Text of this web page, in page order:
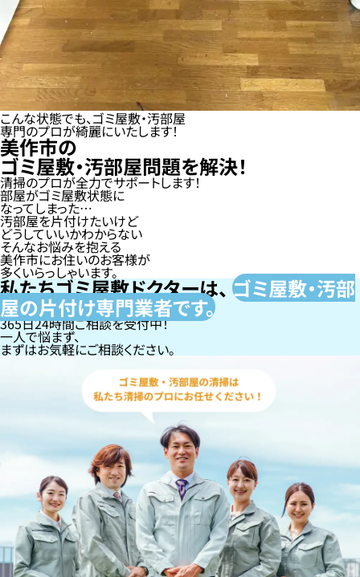
こんな状態でも、ゴミ屋敷・汚部屋
専門のプロが綺麗にいたします！
美作市の
ゴミ屋敷・汚部屋問題を解決！
清掃のプロが全力でサポートします！
部屋がゴミ屋敷状態に
なってしまった…
汚部屋を片付けたいけど
どうしていいかわからない
そんなお悩みを抱える
美作市にお住いのお客様が
多くいらっしゃいます。
私たちゴミ屋敷ドクターは、ゴミ屋敷・汚部
屋の片付け専門業者です。
365日24時間ご相談を受付中！
一人で悩まず、
まずはお気軽にご相談ください。